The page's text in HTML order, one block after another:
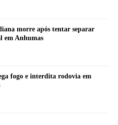
morre após tentar separar
em Anhumas
fogo e interdita rodovia em